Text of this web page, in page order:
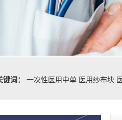
词：
一次性医用中单 医用纱布块